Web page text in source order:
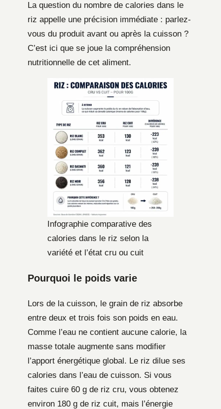
La question du nombre de calories dans le
riz appelle une précision immédiate : parlez-
vous du produit avant ou après la cuisson ?
C’est ici que se joue la compréhension
nutritionnelle de cet aliment.
Infographie comparative des
calories dans le riz selon la
variété et l’état cru ou cuit
Pourquoi le poids varie
Lors de la cuisson, le grain de riz absorbe
entre deux et trois fois son poids en eau.
Comme l’eau ne contient aucune calorie, la
masse totale augmente sans modifier
l’apport énergétique global. Le riz dilue ses
calories dans l’eau de cuisson. Si vous
faites cuire 60 g de riz cru, vous obtenez
environ 180 g de riz cuit, mais l’énergie